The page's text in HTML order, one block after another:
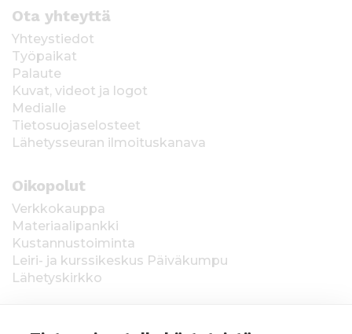
Ota yhteyttä
Yhteystiedot
Työpaikat
Palaute
Kuvat, videot ja logot
Medialle
Tietosuojaselosteet
Lähetysseuran ilmoituskanava
Oikopolut
Verkkokauppa
Materiaalipankki
Kustannustoiminta
Leiri- ja kurssikeskus Päiväkumpu
Lähetyskirkko